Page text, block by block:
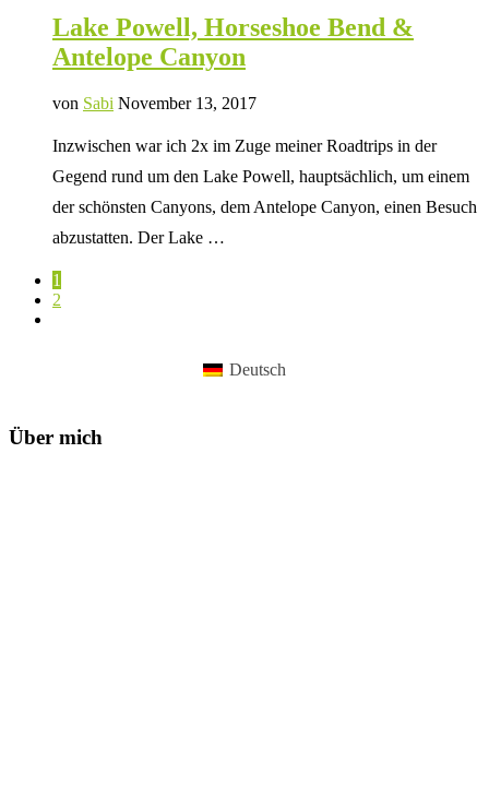
Lake Powell, Horseshoe Bend &
Antelope Canyon
von Sabi November 13, 2017
Inzwischen war ich 2x im Zuge meiner Roadtrips in der
Gegend rund um den Lake Powell, hauptsächlich, um einem
der schönsten Canyons, dem Antelope Canyon, einen Besuch
abzustatten. Der Lake …
1
2
Deutsch
Über mich